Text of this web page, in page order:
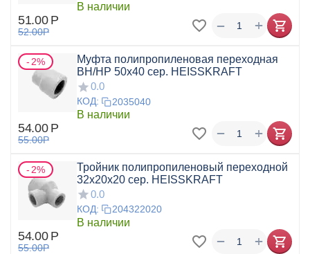
В наличии
51.00 Р
52.00Р +
−
2%
Муфта полипропиленовая переходная
ВН/НР 50x40 сер. HEISSKRAFT
0.0
КОД: 2035040
В наличии
54.00 Р
55.00Р +
−
2%
Тройник полипропиленовый переходной
32x20x20 сер. HEISSKRAFT
0.0
КОД: 204322020
В наличии
54.00 Р
55.00Р +
−